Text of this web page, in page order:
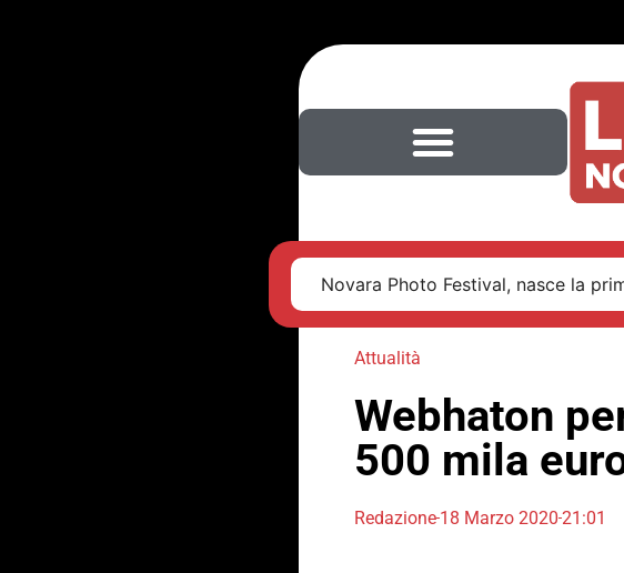
Novara Photo Festival, nasce la
Attualità
Webhaton
500 mila
Redazione18 Marzo 202021:01